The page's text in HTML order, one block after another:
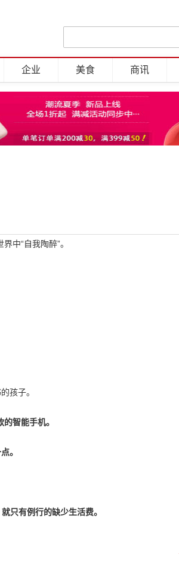
企业 美食 商讯
中“自我陶醉”。
孩子。
智能手机。
。
只有例行的缺少生活费。